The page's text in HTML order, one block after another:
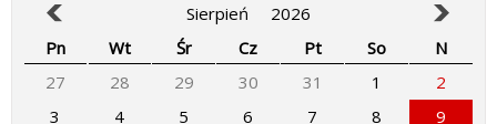
Sierpień
2026
Pn
Wt Śr Cz Pt So
N
27
28 29 30 31 1
2
3
4 5 6 7 8
9